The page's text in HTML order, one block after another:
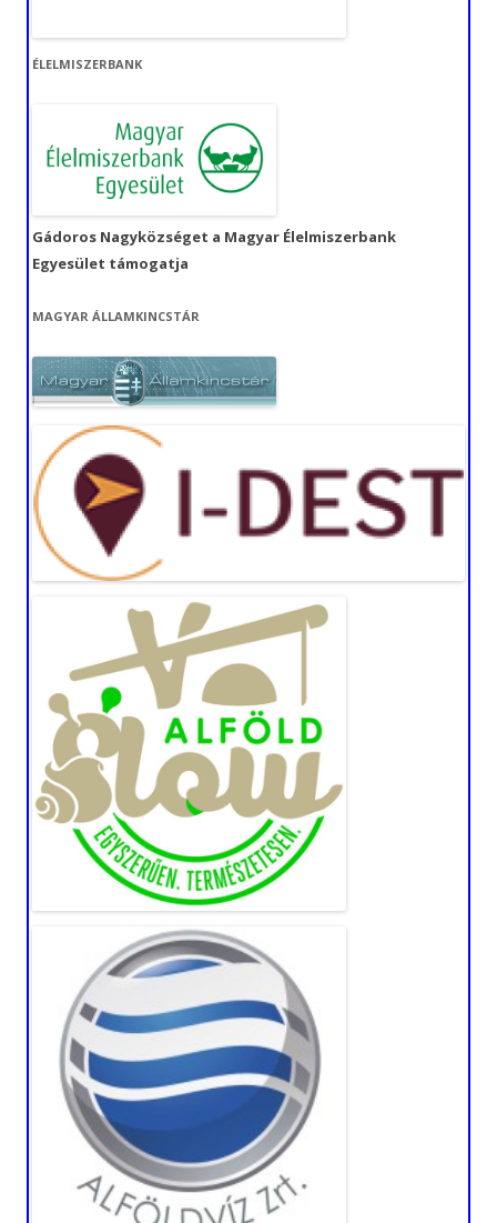
ÉLELMISZERBANK
Gádoros Nagyközséget a Magyar Élelmiszerbank
Egyesület támogatja
MAGYAR ÁLLAMKINCSTÁR